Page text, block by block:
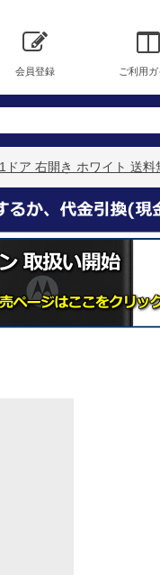
会員登録 ご利用ガ
ア 右開き ホワイト 送